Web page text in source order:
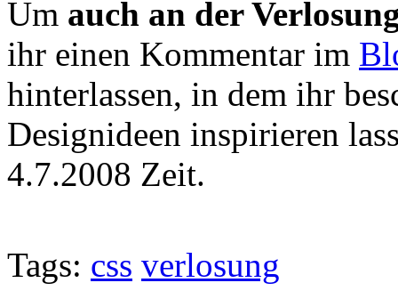
Um auch an der
ihr einen Kommentar im
hinterlassen, in dem ihr
Designideen inspirieren
4.7.2008 Zeit.
Tags: css verlosung